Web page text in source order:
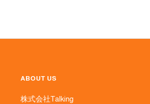
ABOUT US
株式会社Talking